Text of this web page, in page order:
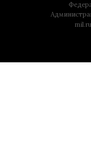
mil.ru